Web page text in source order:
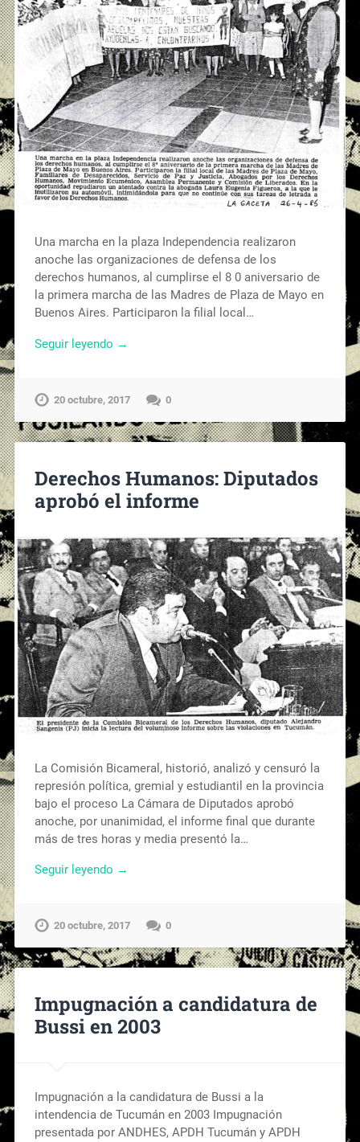
Una marcha en la plaza Independencia realizaron
anoche las organizaciones de defensa de los
derechos humanos, al cumplirse el 8 0 aniversario de
la primera marcha de las Madres de Plaza de Mayo en
Buenos Aires. Participaron la filial local…
Seguir leyendo →
20 octubre, 2017 0
Derechos Humanos: Diputados
aprobó el informe
La Comisión Bicameral, historió, analizó y censuró la
represión política, gremial y estudiantil en la provincia
bajo el proceso La Cámara de Diputados aprobó
anoche, por unanimidad, el informe final que durante
más de tres horas y media presentó la…
Seguir leyendo →
20 octubre, 2017 0
Impugnación a candidatura de
Bussi en 2003
Impugnación a la candidatura de Bussi a la
intendencia de Tucumán en 2003 Impugnación
presentada por ANDHES, APDH Tucumán y APDH